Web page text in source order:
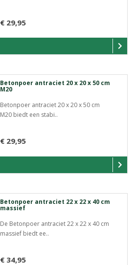
€ 29,95
Betonpoer antraciet 20 x 20 x 50 cm
M20
Betonpoer antraciet 20 x 20 x 50 cm
M20 biedt een stabi..
€ 29,95
Betonpoer antraciet 22 x 22 x 40 cm
massief
De Betonpoer antraciet 22 x 22 x 40 cm
massief biedt ee..
€ 34,95